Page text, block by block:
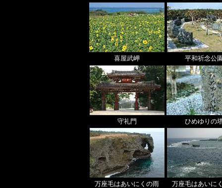
喜屋武岬 平和祈念公
守礼門 ひめゆりの
万座毛はあいにくの雨 万座毛はあいに